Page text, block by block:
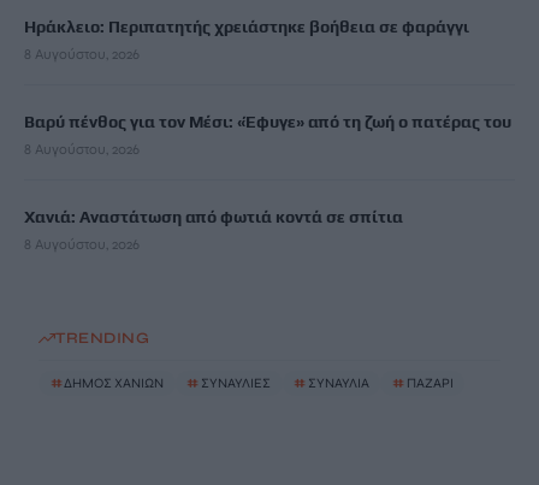
Ηράκλειο: Περιπατητής χρειάστηκε βοήθεια σε φαράγγι
8 Αυγούστου, 2026
Βαρύ πένθος για τον Μέσι: «Έφυγε» από τη ζωή ο πατέρας του
8 Αυγούστου, 2026
Χανιά: Αναστάτωση από φωτιά κοντά σε σπίτια
8 Αυγούστου, 2026
TRENDING
#ΔΗΜΟΣ ΧΑΝΙΩΝ # ΣΥΝΑΥΛΙΕΣ # ΣΥΝΑΥΛΙΑ # ΠΑΖΑΡΙ